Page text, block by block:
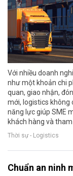
Với nhiều doanh
như một khoản chi
quan, giao nhận,
mới, logistics không
năng lực giúp SME
khách hàng và
Thời sự - Logistics
Chuẩn an ninh